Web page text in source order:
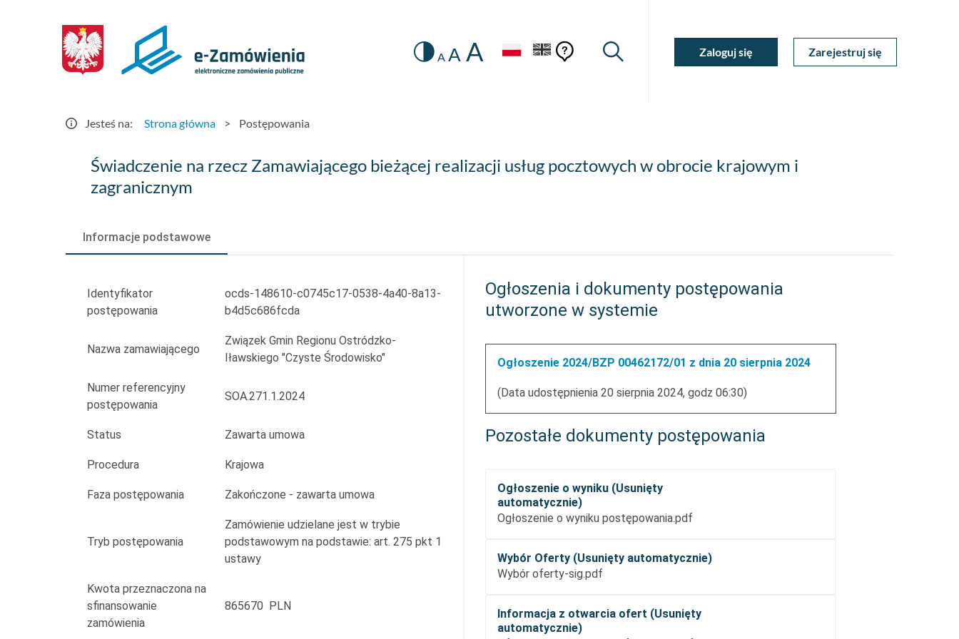
Postępowania
HEADER.SETTINGS_SR
Zmiana
A A A
Pomoc
PomocWyszukiwarka
MojeZaloguj się Zarejestruj się
Jesteś na: Strona główna > Postępowania
Świadczenie
Zamawiającego
realizacji
pocztowych
obrocie
krajowym
zagranicznym
Świadczenie na rzecz Zamawiającego bieżącej realizacji usług pocztowych w obrocie krajowym i
zagranicznym
Informacje podstawowe
Identyfikator
postępowania
ocds-148610-c0745c17-0538-4a40-8a13-
b4d5c686fcda
Nazwa zamawiającego
Związek Gmin Regionu Ostródzko-
Iławskiego "Czyste Środowisko"
Numer referencyjny
postępowania
SOA.271.1.2024
Status Zawarta umowa
Procedura Krajowa
Faza postępowania Zakończone - zawarta umowa
Tryb postępowania
Zamówienie udzielane jest w trybie
podstawowym na podstawie: art. 275 pkt 1
ustawy
Kwota przeznaczona na
sfinansowanie
zamówienia
865670 PLN
Ogłoszenia i dokumenty postępowania
utworzone w systemie
Ogłoszenie 2024/BZP 00462172/01 z dnia 20 sierpnia 2024
(Data udostępnienia 20 sierpnia 2024, godz 06:30)
Pozostałe dokumenty postępowania
Ogłoszenie o wyniku (Usunięty
automatycznie)
Ogłoszenie o wyniku postępowania.pdf
Wybór Oferty (Usunięty automatycznie)
Wybór oferty-sig.pdf
Informacja z otwarcia ofert (Usunięty
automatycznie)